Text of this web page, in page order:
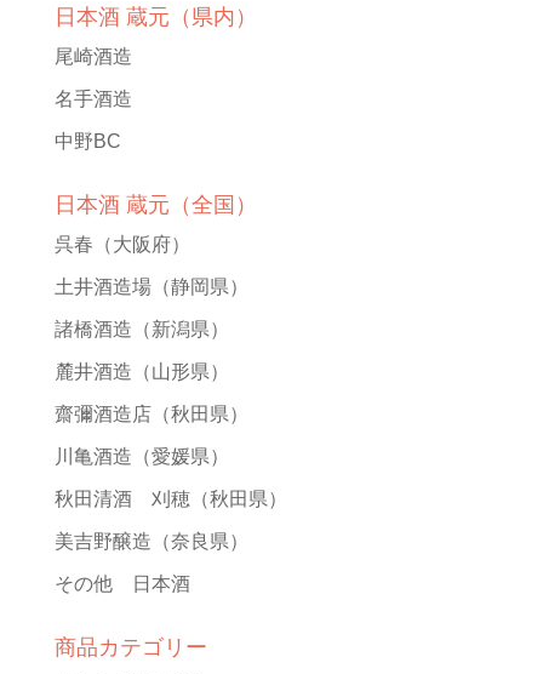
日本酒 蔵元（県内）
尾崎酒造
名手酒造
中野BC
日本酒 蔵元（全国）
呉春 （大阪府）
土井酒造場（静岡県）
諸橋酒造 （新潟県）
麓井酒造 （山形県）
齋彌酒造店（秋田県）
川亀酒造 （愛媛県）
秋田清酒 刈穂（秋田県）
美吉野醸造 （奈良県）
その他 日本酒
商品カテゴリー